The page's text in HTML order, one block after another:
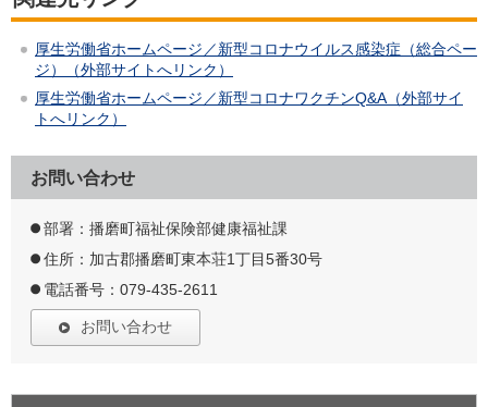
厚生労働省ホームページ／新型コロナウイルス感染症（総合ペー
ジ）（外部サイトへリンク）
厚生労働省ホームページ／新型コロナワクチンQ&A（外部サイ
トへリンク）
お問い合わせ
部署：播磨町福祉保険部健康福祉課
住所：加古郡播磨町東本荘1丁目5番30号
電話番号：079-435-2611
お問い合わせ